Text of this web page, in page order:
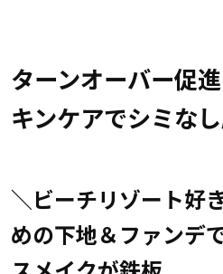
ターンオーバー促
キンケアでシミな
＼ビーチリゾート好
めの下地＆ファンデ